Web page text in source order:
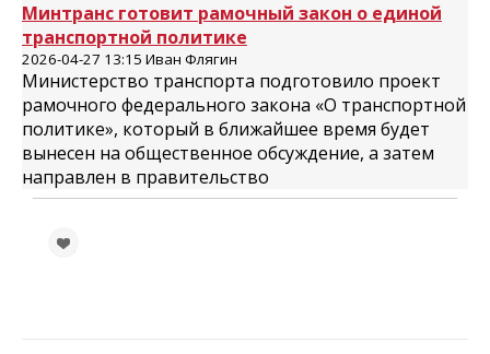
Минтранс готовит рамочный закон о единой
транспортной политике
2026-04-27 13:15 Иван Флягин
Министерство транспорта подготовило проект
рамочного федерального закона «О транспортной
политике», который в ближайшее время будет
вынесен на общественное обсуждение, а затем
направлен в правительство